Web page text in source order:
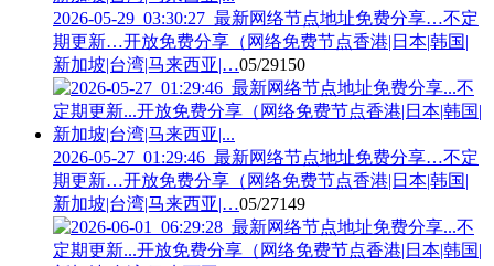
2026-05-29_03:30:27_最新网络节点地址免费分享…不定
期更新…开放免费分享（网络免费节点香港|日本|韩国|
新加坡|台湾|马来西亚|…05/29150
2026-05-27_01:29:46_最新网络节点地址免费分享…不定
期更新…开放免费分享（网络免费节点香港|日本|韩国|
新加坡|台湾|马来西亚|…05/27149